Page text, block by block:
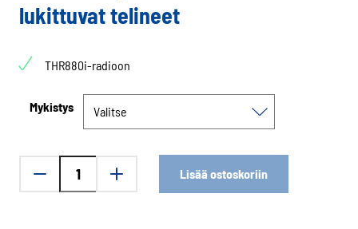
lukittuvat telineet
THR880i-radioon
Mykistys
Lisää ostoskoriin